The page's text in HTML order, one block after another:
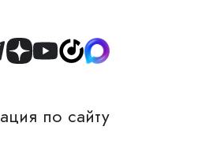
Join
Slack
по сайту